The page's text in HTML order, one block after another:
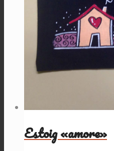
Estoig «amore»